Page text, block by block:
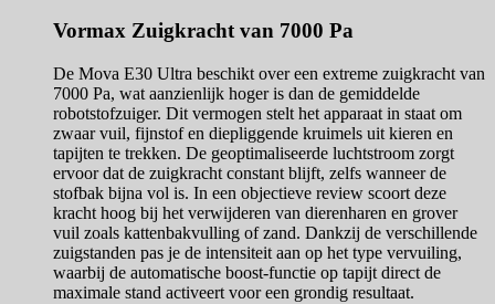
Vormax Zuigkracht van 7000 Pa
De Mova E30 Ultra beschikt over een extreme zuigkracht van
7000 Pa, wat aanzienlijk hoger is dan de gemiddelde
robotstofzuiger. Dit vermogen stelt het apparaat in staat om
zwaar vuil, fijnstof en diepliggende kruimels uit kieren en
tapijten te trekken. De geoptimaliseerde luchtstroom zorgt
ervoor dat de zuigkracht constant blijft, zelfs wanneer de
stofbak bijna vol is. In een objectieve review scoort deze
kracht hoog bij het verwijderen van dierenharen en grover
vuil zoals kattenbakvulling of zand. Dankzij de verschillende
zuigstanden pas je de intensiteit aan op het type vervuiling,
waarbij de automatische boost-functie op tapijt direct de
maximale stand activeert voor een grondig resultaat.